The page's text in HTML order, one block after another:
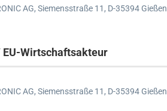
AG, Siemensstraße 11, D-35394 Gießen
Wirtschaftsakteur
AG, Siemensstraße 11, D-35394 Gießen